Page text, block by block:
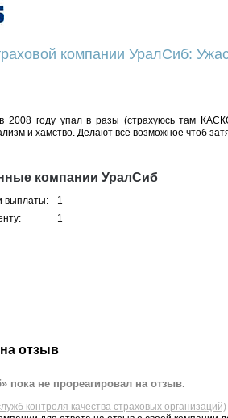
компании УралСиб:
в 2008 году упал в разы (страхуюсь там
и хамство. Делают всё возможное чтоб
компании УралСиб
выплаты:
1
1
отзыв
пока не прореагировал на отзыв.
контроля качества страховых организаций)